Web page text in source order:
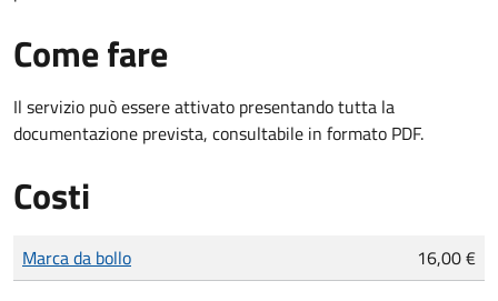
Come fare
Il servizio può essere attivato presentando tutta la
documentazione prevista, consultabile in formato PDF.
Costi
Tipo di pagamento
Importo
Marca da bollo 16,00 €